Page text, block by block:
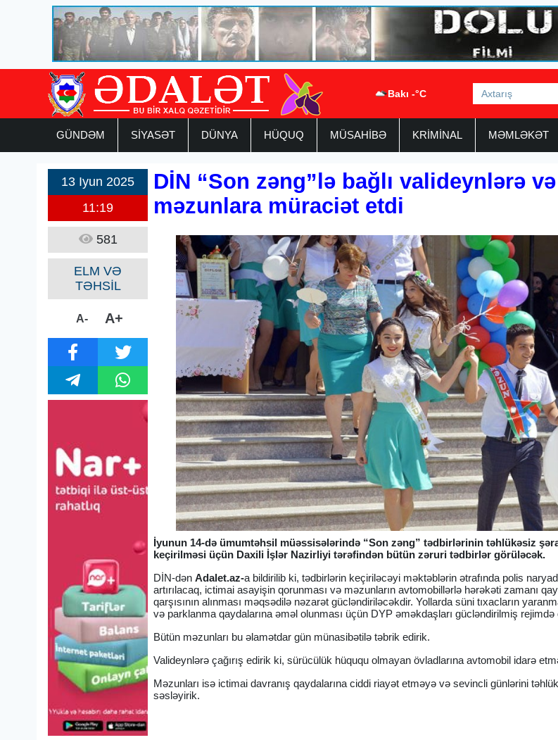
Bakı -°C
GÜNDƏM SİYASƏT DÜNYA HÜQUQ MÜSAHİBƏ KRİMİNAL MƏMLƏKƏT
13 Iyun 2025
11:19
581
ELM VƏ
TƏHSİL
A- A+
DİN “Son zəng”lə bağlı valideynlərə və
məzunlara müraciət etdi
İyunun 14-də ümumtəhsil müəssisələrində “Son zəng” tədbirlərinin təhlükəsiz
keçirilməsi üçün Daxili İşlər Nazirliyi tərəfindən bütün zəruri tədbirlər görüləcək.
DİN-dənAdalet.az-a bildirilib ki, tədbirlərin keçiriləcəyi məktəblərin ətrafında polis naryad
artırılacaq, ictimai asayişin qorunması və məzunların avtomobillərlə hərəkəti zamanı
qarşısının alınması məqsədilə nəzarət gücləndiriləcəkdir. Yollarda süni tıxacların
və parklanma qaydalarına əməl olunması üçün DYP əməkdaşları gücləndirilmiş rejimdə
Bütün məzunları bu əlamətdar gün münasibətilə təbrik edirik.
Valideynlərə çağırış edirik ki, sürücülük hüququ olmayan övladlarına avtomobil idarə
Məzunları isə ictimai davranış qaydalarına ciddi riayət etməyə və sevincli günlərini
səsləyirik.